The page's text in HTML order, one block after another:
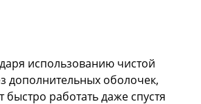
использованию чистой
дополнительных оболочек,
работать даже спустя